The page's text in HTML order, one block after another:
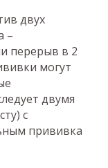
двух
–
перерыв в 2
могут
двумя
с
прививка